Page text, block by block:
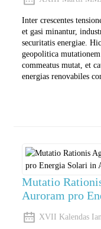
Inter crescentes
et gasi minantur,
securitatis energiae.
geopolitica
commeatus mutat, et
energias renovabiles
Mutatio
Auroram pro
XVII Kalendas